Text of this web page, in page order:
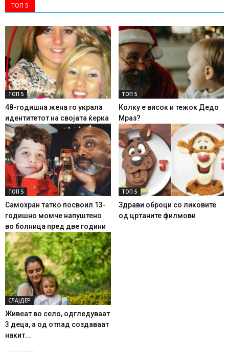
ТОП 5
ТОП 5
48-годишна жена го украла
идентитетот на својата ќерка
ТОП 5
Колку е висок и тежок Дедо
Мраз?
ТОП 5
Самохран татко посвоил 13-
годишно момче напуштено
во болница пред две години
ТОП 5
Здрави оброци со ликовите
од цртаните филмови
СЛАЈДЕР
Живеат во село, одгледуваат
3 деца, а од отпад создаваат
накит...